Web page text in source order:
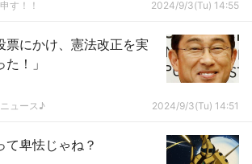
す！！ 2024/9/3(Tu) 14:55
票にかけ、憲法改正を実
！」
ュース♪ 2024/9/3(Tu) 14:51
て卑怯じゃね？